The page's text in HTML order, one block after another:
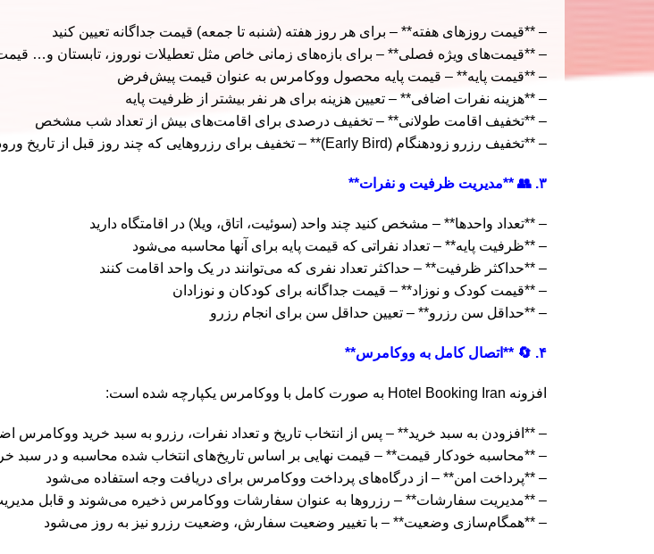
– **قیمت روزهای هفته** – برای هر روز هفته (شنبه تا جمعه) قیمت جداگانه تعیین کنید
– **قیمت‌های ویژه فصلی** – برای بازه‌های زمانی خاص مثل تعطیلات نوروز، تابستان و… قیمت
– **قیمت پایه** – قیمت پایه محصول ووکامرس به عنوان قیمت پیش‌فرض
– **هزینه نفرات اضافی** – تعیین هزینه برای هر نفر بیشتر از ظرفیت پایه
– **تخفیف اقامت طولانی** – تخفیف درصدی برای اقامت‌های بیش از تعداد شب مشخص
– **تخفیف رزرو زودهنگام (Early Bird)** – تخفیف برای رزروهایی که چند روز قبل از تاریخ ورود انجام می‌شوند
۳. 👥 **مدیریت ظرفیت و نفرات**
– **تعداد واحدها** – مشخص کنید چند واحد (سوئیت، اتاق، ویلا) در اقامتگاه دارید
– **ظرفیت پایه** – تعداد نفراتی که قیمت پایه برای آنها محاسبه می‌شود
– **حداکثر ظرفیت** – حداکثر تعداد نفری که می‌توانند در یک واحد اقامت کنند
– **قیمت کودک و نوزاد** – قیمت جداگانه برای کودکان و نوزادان
– **حداقل سن رزرو** – تعیین حداقل سن برای انجام رزرو
۴. 🔄 **اتصال کامل به ووکامرس**
افزونه Hotel Booking Iran به صورت کامل با ووکامرس یکپارچه شده است:
– **افزودن به سبد خرید** – پس از انتخاب تاریخ و تعداد نفرات، رزرو به سبد خرید ووکامرس
– **محاسبه خودکار قیمت** – قیمت نهایی بر اساس تاریخ‌های انتخاب شده محاسبه و در سبد
– **پرداخت امن** – از درگاه‌های پرداخت ووکامرس برای دریافت وجه استفاده می‌شود
– **مدیریت سفارشات** – رزروها به عنوان سفارشات ووکامرس ذخیره می‌شوند و قابل
– **همگام‌سازی وضعیت** – با تغییر وضعیت سفارش، وضعیت رزرو نیز به روز می‌شود